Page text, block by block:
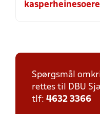
Spørgsmål
rettes til DBU
tlf: 4632 3366